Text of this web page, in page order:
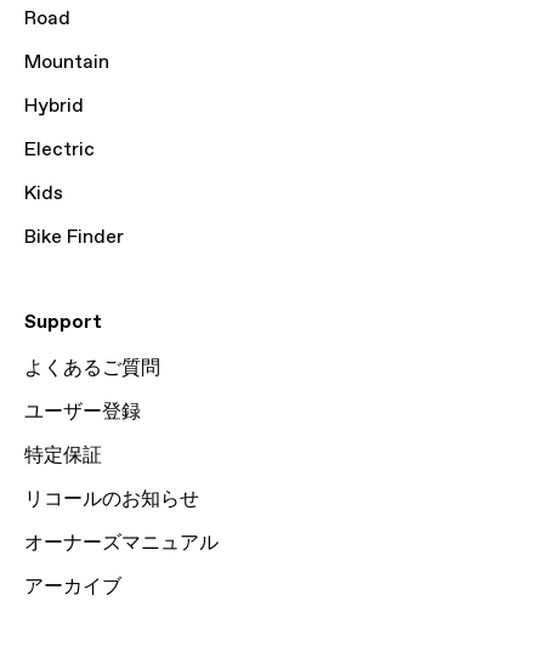
Road
Mountain
Hybrid
Electric
Kids
Bike Finder
Support
よくあるご質問
ユーザー登録
特定保証
リコールのお知らせ
オーナーズマニュアル
アーカイブ